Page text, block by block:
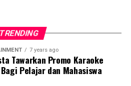
distribusi pupuk
ketahanan pangan nasional.
harus memenuhi prinsip 7T
tempat, waktu, mutu, dan
TRENDING
7 years ago
Tawarkan Promo Karaoke
Pelajar dan Mahasiswa